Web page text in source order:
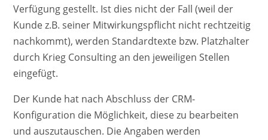
Verfügung gestellt. Ist dies nicht der Fall (weil der
Kunde z.B. seiner Mitwirkungspflicht nicht rechtzeitig
nachkommt), werden Standardtexte bzw. Platzhalter
durch Krieg Consulting an den jeweiligen Stellen
eingefügt.
Der Kunde hat nach Abschluss der CRM-
Konfiguration die Möglichkeit, diese zu bearbeiten
und auszutauschen. Die Angaben werden